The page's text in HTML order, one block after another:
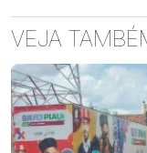
VEJA